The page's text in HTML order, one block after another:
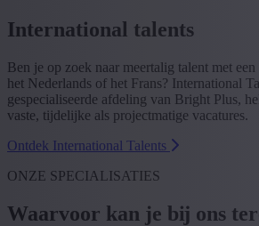
International talents
Ben je op zoek naar meertalig talent met een
het Nederlands of het Frans? International
gespecialiseerde afdeling van Bright Plus,
vaste, tijdelijke als projectmatige vacatures.
Ontdek International Talents
ONZE SPECIALISATIES
Waarvoor kan je bĳ ons